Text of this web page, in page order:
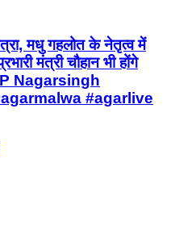
मधु गहलोत के नेतृत्व में
मंत्री चौहान भी होंगे
Nagarsingh
#agarlive